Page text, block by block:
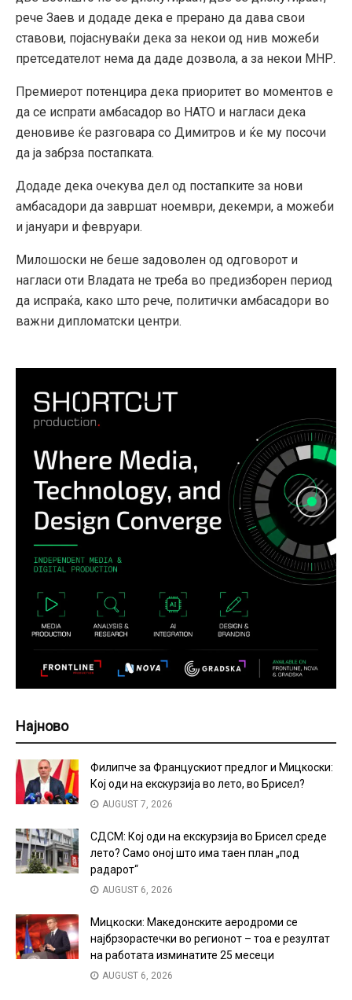
рече Заев и додаде дека е прерано да дава свои
ставови, појаснуваќи дека за некои од нив можеби
претседателот нема да даде дозвола, а за некои МНР.
Премиерот потенцира дека приоритет во моментов е
да се испрати амбасадор во НАТО и нагласи дека
деновиве ќе разговара со Димитров и ќе му посочи
да ја забрза постапката.
Додаде дека очекува дел од постапките за нови
амбасадори да завршат ноември, декемри, а можеби
и јануари и февруари.
Милошоски не беше задоволен од одговорот и
нагласи оти Владата не треба во предизборен период
да испраќа, како што рече, политички амбасадори во
важни дипломатски центри.
Најново
Филипче за Францускиот предлог и Мицкоски:
Кој оди на екскурзија во лето, во Брисел?
AUGUST 7, 2026
СДСМ: Кој оди на екскурзија во Брисел среде
лето? Само оној што има таен план „под
радарот“
AUGUST 6, 2026
Мицкоски: Македонските аеродроми се
најбрзорастечки во регионот – тоа е резултат
на работата изминатите 25 месеци
AUGUST 6, 2026